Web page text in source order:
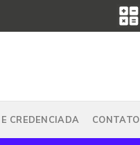
CREDENCIADA CONTATO